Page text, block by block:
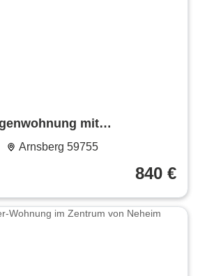
mit
Lage von Neheim
Arnsberg 59755
840 €